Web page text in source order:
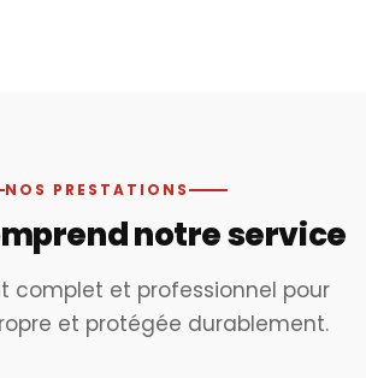
NOS PRESTATIONS
notre service
complet et professionnel pour
et protégée durablement.